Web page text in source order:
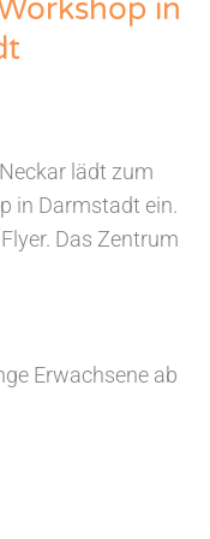
in
lädt zum
in Darmstadt ein.
Das Zentrum
Erwachsene ab